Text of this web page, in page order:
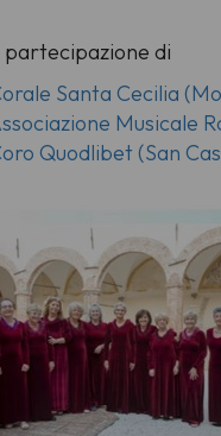
partecipazione di
Santa Cecilia
Musicale
Quodlibet (San